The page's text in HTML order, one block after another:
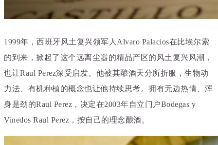
1999年，西班牙风土复兴领军人Alvaro Palacios在比埃尔索
的到来，掀起了这个远离尘嚣的精品产区的风土复兴风潮，
也让Raul Perez深受启发。他被其酿酒天分所折服，生物动
力法、有机种植的概念也让他持续思考。拥有无边热情、浑
身是劲的Raul Perez，决定在2003年自立门户Bodegas y
Vinedos Raul Perez，按自己的理念酿酒。